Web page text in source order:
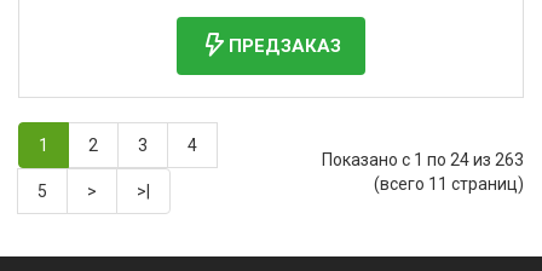
ПРЕДЗАКАЗ
1 2 3 4
5 > >|
Показано с 1 по 24 из 263
(всего 11 страниц)